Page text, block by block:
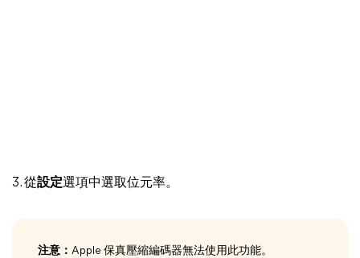
3. 從設定選項中選取位元率。
注意： Apple 保真壓縮編碼器無法使用此功能。